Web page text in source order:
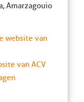
Amarzagouio
website van
van ACV